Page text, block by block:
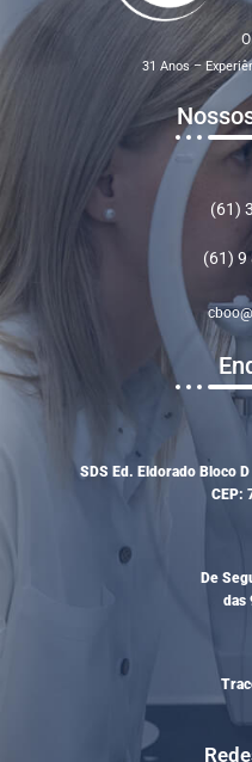
31 Anos –
(61)
(61) 9
SDS Ed. Eldorado Bloco
CEP:
De
das